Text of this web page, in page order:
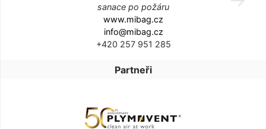
sanace po požáru
www.mibag.cz
info@mibag.cz
+420 257 951 285
Partneři